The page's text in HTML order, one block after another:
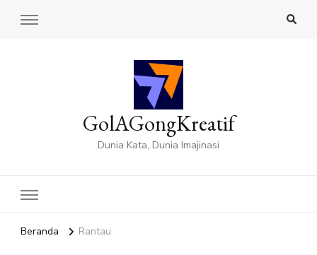
GolAGongKreatif
Dunia Kata, Dunia Imajinasi
Beranda Rantau